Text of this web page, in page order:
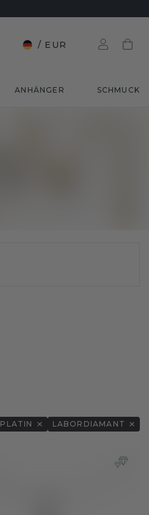
/ EUR
ANHÄNGER SCHMUCK
PLATIN LABORDIAMANT